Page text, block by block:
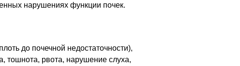
нарушениях функции почек.
до почечной недостаточности),
тошнота, рвота, нарушение слуха,